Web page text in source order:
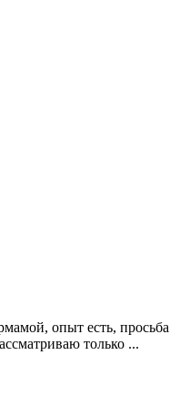
опыт есть, просьба
только ...